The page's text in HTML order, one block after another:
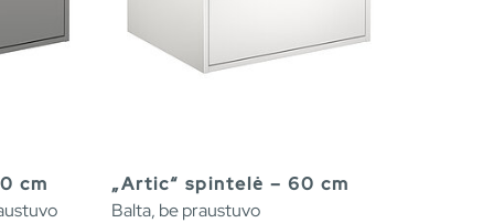
cm
„Artic“ spintelė – 60 cm
Balta, be praustuvo